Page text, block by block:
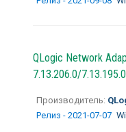
QLogic Network
7.13.206.0/7.13.195.0
Производитель:
Релиз - 2021-07-07